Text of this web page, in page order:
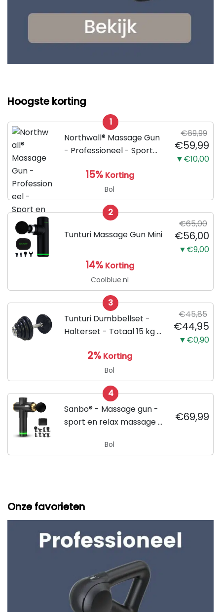
Hoogste korting
1
Northwall® Massage Gun
- Professioneel - Sport
€69,99
€59,99
▼€10,00
15% Korting
Bol
2
Tunturi Massage Gun Mini
€65,00
€56,00
▼€9,00
14% Korting
Coolblue.nl
3
Tunturi Dumbbellset -
Halterset - Totaal 15 kg -
€45,85
€44,95
▼€0,90
2% Korting
Bol
4
Sanbo® - Massage gun -
sport en relax massage -
Koffer - inclusief APP
€69,99
Bol
Onze favorieten